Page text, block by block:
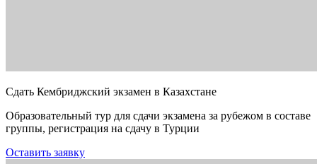
Сдать Кембриджский экзамен в Казахстане
Образовательный тур для сдачи экзамена за рубежом в составе
группы, регистрация на сдачу в Турции
Оставить заявку